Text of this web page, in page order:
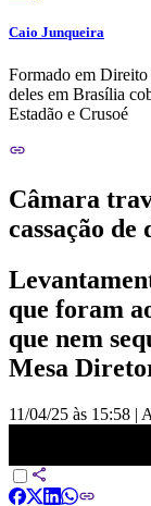
Caio Junqueira
Formado em
deles em Brasília
Estadão e Crusoé
Câmara
cassação
que foram
que nem
Mesa
11/04/25 às 15:58 |